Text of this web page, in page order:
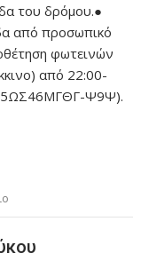
του δρόμου.●
από προσωπικό
φωτεινών
από 22:00-
Ψ9Ψ).